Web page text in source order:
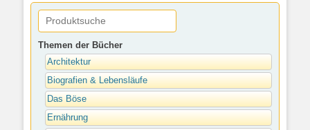
Themen der Bücher
Architektur
Biografien & Lebensläufe
Das Böse
Ernährung